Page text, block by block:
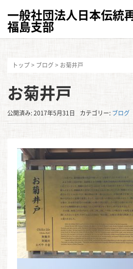
一般社団法人日本伝統
福島支部
トップ> ブログ> お菊井戸
お菊井戸
公開済み: 2017年5月31日 カテゴリー: ブログ